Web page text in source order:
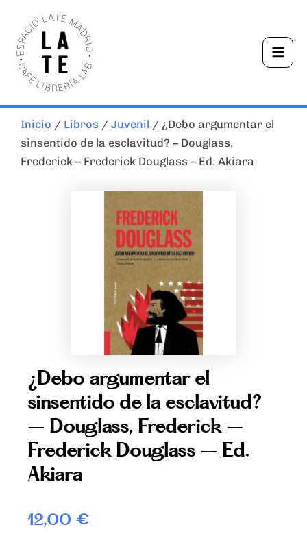
contenido
Inicio / Libros / Juvenil / ¿Debo argumentar el
sinsentido de la esclavitud? – Douglass,
Frederick – Frederick Douglass – Ed. Akiara
¿Debo argumentar el
sinsentido de la esclavitud?
– Douglass, Frederick –
Frederick Douglass – Ed.
Akiara
12,00 €